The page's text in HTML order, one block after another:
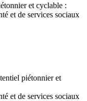
et cyclable :
et de services sociaux
piétonnier et
et de services sociaux